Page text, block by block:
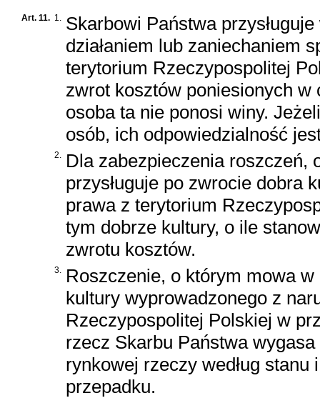
Art. 11. 1.
Skarbowi Państwa
działaniem lub zaniechaniem
terytorium Rzeczypospolitej
zwrot kosztów poniesionych
osoba ta nie ponosi winy.
osób, ich odpowiedzialność
2.
Dla zabezpieczenia roszczeń,
przysługuje po zwrocie dobra
prawa z terytorium
tym dobrze kultury, o ile
zwrotu kosztów.
3.
Roszczenie, o którym mowa
kultury wyprowadzonego z
Rzeczypospolitej Polskiej w
rzecz Skarbu Państwa
rynkowej rzeczy według
przepadku.